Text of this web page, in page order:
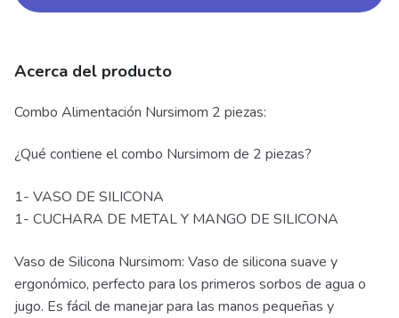
Acerca del producto
Combo Alimentación Nursimom 2 piezas:
¿Qué contiene el combo Nursimom de 2 piezas?
1- VASO DE SILICONA
1- CUCHARA DE METAL Y MANGO DE SILICONA
Vaso de Silicona Nursimom: Vaso de silicona suave y
ergonómico, perfecto para los primeros sorbos de agua o
jugo. Es fácil de manejar para las manos pequeñas y